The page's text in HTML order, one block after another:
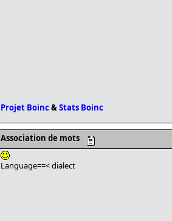
Projet Boinc&Stats Boinc
Association de mots
Language==< dialect